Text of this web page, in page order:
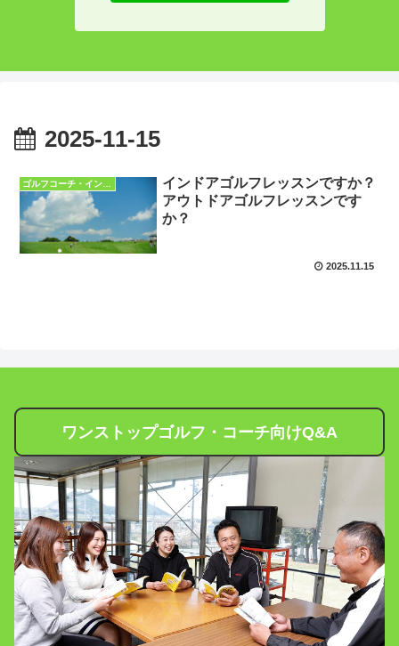
2025-11-15
インドアゴルフレッスンですか？
アウトドアゴルフレッスンです
か？
2025.11.15
ワンストップゴルフ・コーチ向けQ&A